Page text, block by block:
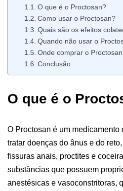
O que é o Proctosan?
Como usar o Proctosan?
Quais são os efeitos
Quando não usar o
Onde comprar o
Conclusão
O que é o
O Proctosan é um medicamento
tratar doenças do ânus e do
fissuras anais, proctites e
substâncias que possuem
anestésicas e vasoconstritoras,